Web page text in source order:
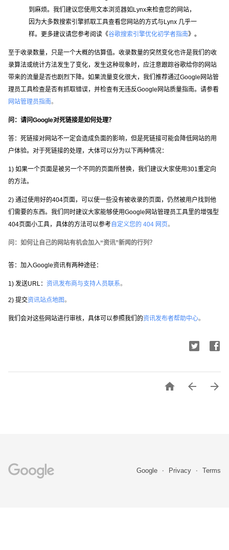
到麻烦。我们建议您使用文本浏览器如Lynx来检查您的网站，
因为大多数搜索引擎抓取工具查看您网站的方式与Lynx 几乎一
样。更多建议请您参考阅读《谷歌搜索引擎优化初学者指南》。
至于收录数量，只是一个大概的估算值。收录数量的突然变化也许是我们的收
录算法或统计方法发生了变化，发生这种现象时，应注意跟踪谷歌给你的网站
带来的流量是否也剧烈下降。如果流量变化很大，我们推荐通过Google网站管
理员工具检查是否有抓取错误，并检查有无违反Google网站质量指南。请参看
网站管理员指南。
问：请问Google对死链接是如何处理？
答：死链接对网站不一定会造成负面的影响，但是死链接可能会降低网站的用
户体验。对于死链接的处理，大体可以分为以下两种情况：
1) 如果一个页面是被另一个不同的页面所替换，我们建议大家使用301重定向
的方法。
2) 通过使用好的404页面，可以使一些没有被收录的页面，仍然被用户找到他
们需要的东西。我们同时建议大家能够使用Google网站管理员工具里的增强型
404页面小工具，具体的方法可以参考自定义您的 404 网页。
问：如何让自己的网站有机会加入“资讯”新闻的行列？
答：加入Google资讯有两种途径：
1) 发送URL： 资讯发布商与支持人员联系。
2) 提交资讯站点地图。
我们会对这些网站进行审核，具体可以参照我们的资讯发布者帮助中心。
  
Google Privacy Terms